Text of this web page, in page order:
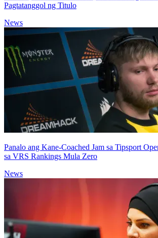
Pagtatanggol ng Titulo
News
Panalo ang Kane-Coached Jam sa Tipsport
sa VRS Rankings Mula Zero
News